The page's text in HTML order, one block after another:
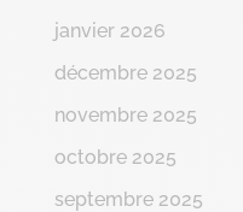
janvier 2026
décembre 2025
novembre 2025
octobre 2025
septembre 2025